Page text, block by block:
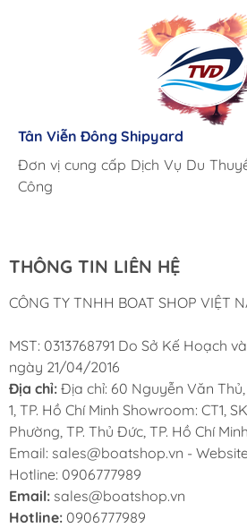
Tân Viễn Đông Shipyard
Đơn vị cung cấp Dịch Vụ Du
Công
Cung ứng sản phẩm nhanh chóng
Chúng tôi có thể mua những sản
Giá cả hợp lý, giao hàng nhanh
THÔNG TIN LIÊN HỆ
CÔNG TY TNHH BOAT SHOP VIỆT
MST: 0313768791 Do Sở Kế Hoạch
ngày 21/04/2016
Địa chỉ: Địa chỉ: 60 Nguyễn Văn
1, TP. Hồ Chí Minh Showroom: CT1,
Phường, TP. Thủ Đức, TP. Hồ Chí Minh
Email: sales@boatshop.vn -
Hotline: 0906777989
Email: sales@boatshop.vn
Hotline: 0906777989